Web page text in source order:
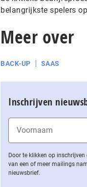
belangrijkste spelers
Meer over
BACK-UP SAAS
Inschrijven
Door te klikken op
van een of meer mailings
nieuwsbrief.